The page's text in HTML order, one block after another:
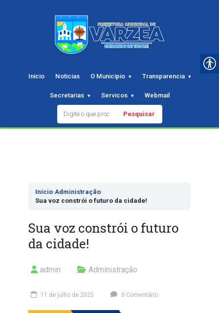
Inicio Noticias O Municipio Transparencia
Secretarias Servicos Webmail
Pesquisar
Início›Administração›
Sua voz constrói o futuro da cidade!
Sua voz constrói o futuro
da cidade!
admin Administração
11 de julho de 2025 0 Comentário